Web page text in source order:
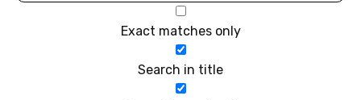
Exact matches only
Search in title